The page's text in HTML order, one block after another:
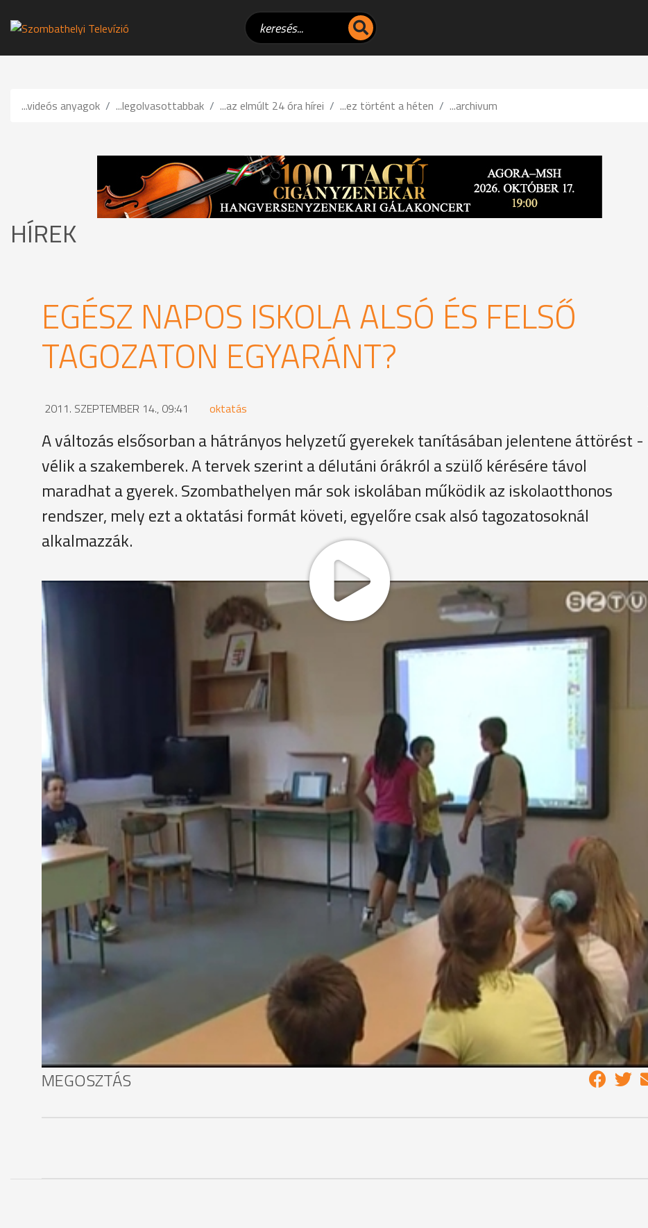
...videós anyagok ...legolvasottabbak ...az elmúlt 24 óra hírei ...ez történt a héten ...archivum
HÍREK
EGÉSZ NAPOS ISKOLA ALSÓ ÉS FELSŐ
TAGOZATON EGYARÁNT?
2011. SZEPTEMBER 14., 09:41 oktatás
A változás elsősorban a hátrányos helyzetű gyerekek tanításában jelentene áttörést -
vélik a szakemberek. A tervek szerint a délutáni órákról a szülő kérésére távol
maradhat a gyerek. Szombathelyen már sok iskolában működik az iskolaotthonos
rendszer, mely ezt a oktatási formát követi, egyelőre csak alsó tagozatosoknál
alkalmazzák.
A Dési Huber István Általános Iskolában már több mint 10 éve alkalmazzák az iskolaotthonos oktatási formát.
Reggel 8 órától délután 4-ig olyan foglalkozásokat biztosít az intézmény, ahol a tanórák és a szabadidős
foglalkozások egész nap váltják egymást.
Ezzel jelentős terhet levesz a szülőkről az iskola, hiszen nekik otthon már nem kell azzal foglalkozni, hogy mi volt a
Kiss Péter igazgató, Dési Huber István Általános Iskola
"Azt garantáljuk mi, hogy itt a gyerekek szintén a napi munkarendjükbe épített gyakorló órákon azzal a tanító
nénivel megoldják a házi feladatokat gyakorolnak, aki végülis tanította őket."
Az intézmény 340 tanulójának több mint kétharmada tölti a délutánját is az iskolában. Mivel az intézményben
fontos szerepet kap a mozgásra nevelés, ezért az ötödikesek számára sportnapközit vezettek be az idei évben.
A felmérések alapján ugyanis a szünidő után jóval rosszabb a gyerekek teljesítménye mint a nyári szünet előtti
időszakban. A napköziben lehetősége van a diákoknak olyan spotágakat is kipróbálni amire tantárgyi keretek között
nincs lehetőség.
Lengyel Miklós pedagógus, Dési Huber István Általános Iskola
"Az iskolában van sok olyan eszköz, amit be tudunk vetni és a testnevelés órákon kívül is tudunk használni, kicsit
nagyobb időkeretben."
A meghatározott tananyag ugyanis sok esetben erre sem ad lehetőséget. Így a délutáni időszakban előkerülhet
például a röplabda, de még a ping-pong is.
MEGOSZTÁS